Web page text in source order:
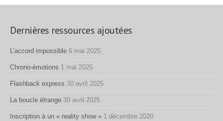
Dernières ressources ajoutées
L’accord impossible 6 mai 2025
Chrono-émotions 1 mai 2025
Flashback express 30 avril 2025
La boucle étrange 30 avril 2025
Inscription à un « reality show » 1 décembre 2020